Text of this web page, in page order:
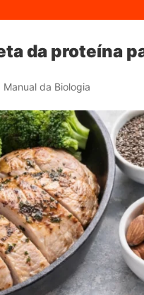
da proteína
Manual da Biologia